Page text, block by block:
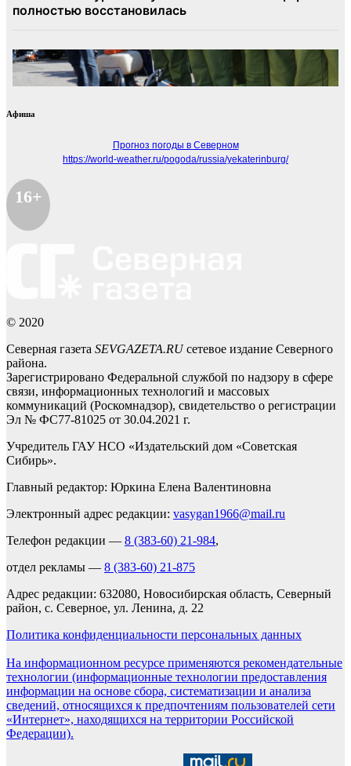
Афиша
Прогноз погоды в Северном
https://world-weather.ru/pogoda/russia/yekaterinburg/
16+
© 2020
Северная газета SEVGAZETA.RUсетевое издание Северного
района.
Зарегистрировано Федеральной службой по надзору в сфере
связи, информационных технологий и массовых
коммуникаций (Роскомнадзор), свидетельство о регистрации
Эл № ФС77-81025 от 30.04.2021 г.
Учредитель ГАУ НСО «Издательский дом «Советская
Сибирь».
Главный редактор: Юркина Елена Валентиновна
Электронный адрес редакции: vasygan1966@mail.ru
Телефон редакции — 8 (383-60) 21-984,
отдел рекламы — 8 (383-60) 21-875
Адрес редакции: 632080, Новосибирская область, Северный
район, с. Северное, ул. Ленина, д. 22
Политика конфиденциальности персональных данных
На информационном ресурсе применяются рекомендательные
технологии (информационные технологии предоставления
информации на основе сбора, систематизации и анализа
сведений, относящихся к предпочтениям пользователей сети
«Интернет», находящихся на территории Российской
Федерации).